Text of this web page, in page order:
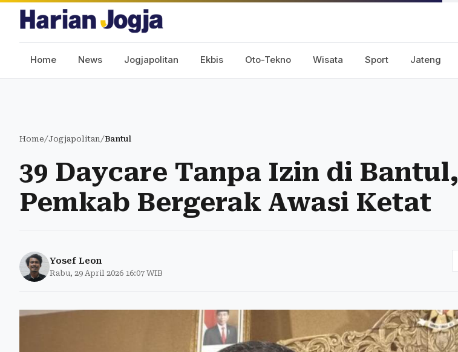
Home News Jogjapolitan Ekbis Oto-Tekno Wisata Sport Jateng
Home/Jogjapolitan/Bantul
39 Daycare Tanpa Izin di Bantul,
Pemkab Bergerak Awasi Ketat
Yosef Leon
Rabu, 29 April 2026 16:07 WIB